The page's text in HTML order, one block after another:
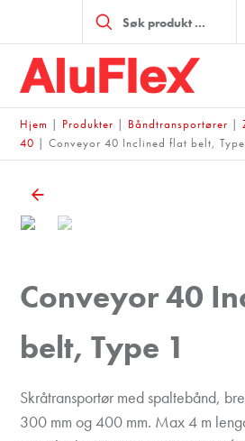
search
Hjem | Produkter | Båndtransportører |
40 |Conveyor 40 Inclined flat belt,
Conveyor 40
belt, Type 1
Skråtransportør med spaltebånd,
300 mm og 400 mm. Max 4 m